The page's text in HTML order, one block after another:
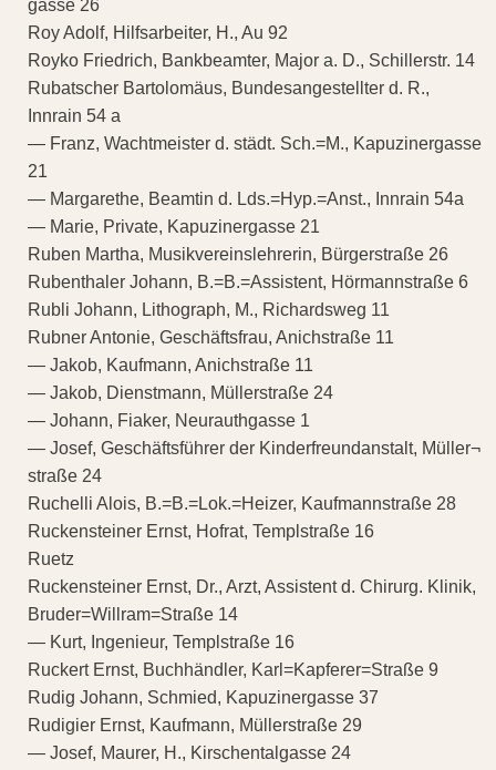
gasse 26
Roy Adolf, Hilfsarbeiter, H., Au 92
Royko Friedrich, Bankbeamter, Major a. D., Schillerstr. 14
Rubatscher Bartolomäus, Bundesangestellter d. R.,
Innrain 54 a
— Franz, Wachtmeister d. städt. Sch.=M., Kapuzinergasse
21
— Margarethe, Beamtin d. Lds.=Hyp.=Anst., Innrain 54a
— Marie, Private, Kapuzinergasse 21
Ruben Martha, Musikvereinslehrerin, Bürgerstraße 26
Rubenthaler Johann, B.=B.=Assistent, Hörmannstraße 6
Rubli Johann, Lithograph, M., Richardsweg 11
Rubner Antonie, Geschäftsfrau, Anichstraße 11
— Jakob, Kaufmann, Anichstraße 11
— Jakob, Dienstmann, Müllerstraße 24
— Johann, Fiaker, Neurauthgasse 1
— Josef, Geschäftsführer der Kinderfreundanstalt, Müller¬
straße 24
Ruchelli Alois, B.=B.=Lok.=Heizer, Kaufmannstraße 28
Ruckensteiner Ernst, Hofrat, Templstraße 16
Ruetz
Ruckensteiner Ernst, Dr., Arzt, Assistent d. Chirurg. Klinik,
Bruder=Willram=Straße 14
— Kurt, Ingenieur, Templstraße 16
Ruckert Ernst, Buchhändler, Karl=Kapferer=Straße 9
Rudig Johann, Schmied, Kapuzinergasse 37
Rudigier Ernst, Kaufmann, Müllerstraße 29
— Josef, Maurer, H., Kirschentalgasse 24